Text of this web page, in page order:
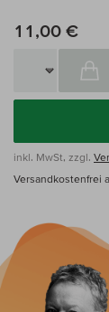
11,00 €
inkl. MwSt, zzgl.
Versandkostenfrei